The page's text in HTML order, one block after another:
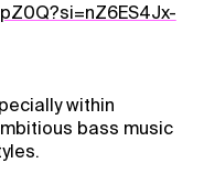
within
bass music